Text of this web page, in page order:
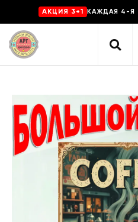
AKЦИЯ 3+1 КАЖДАЯ 4-Я